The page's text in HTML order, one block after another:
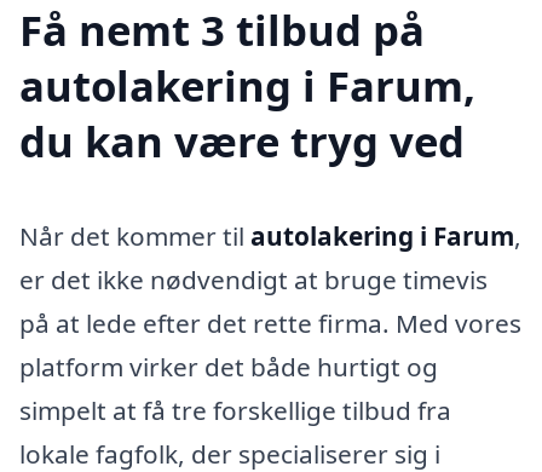
Få nemt 3 tilbud på
autolakering i Farum,
du kan være tryg ved
Når det kommer til autolakering i Farum,
er det ikke nødvendigt at bruge timevis
på at lede efter det rette firma. Med vores
platform virker det både hurtigt og
simpelt at få tre forskellige tilbud fra
lokale fagfolk, der specialiserer sig i